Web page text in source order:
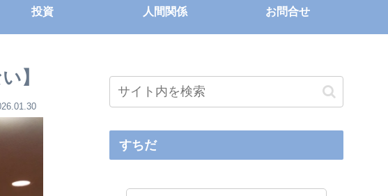
投資 人間関係 お問合せ
】
すちだ